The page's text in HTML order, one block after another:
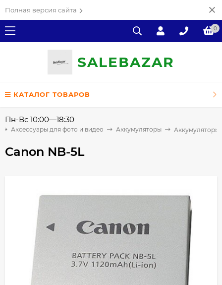
Полная версия сайта
0
SALEВAZAR
КАТАЛОГ ТОВАРОВ
Пн-Вс 10:00—18:30
Аксессуары для фото и видео Аккумуляторы Аккумуляторы
Canon NB-5L